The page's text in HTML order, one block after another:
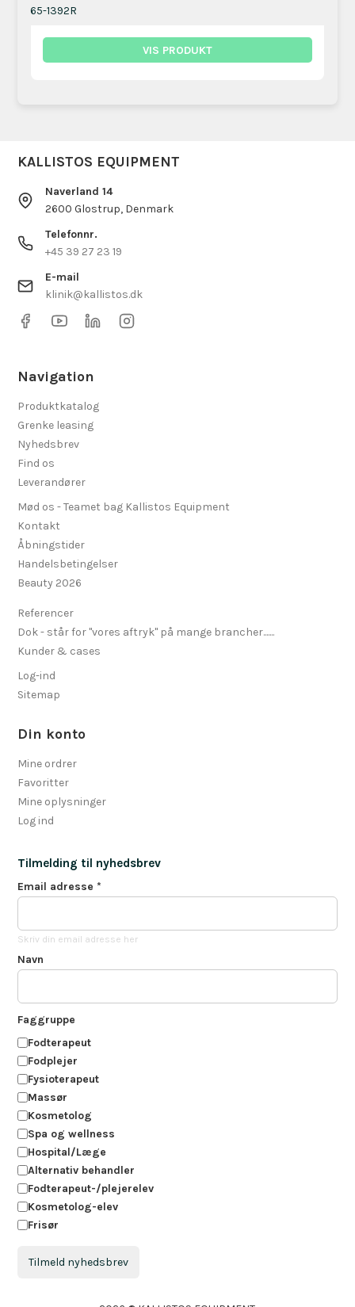
65-1392R
VIS PRODUKT
KALLISTOS EQUIPMENT
Naverland 14
2600 Glostrup, Denmark
Telefonnr.
+45 39 27 23 19
E-mail
klinik@kallistos.dk
Navigation
Produktkatalog
Grenke leasing
Nyhedsbrev
Find os
Leverandører
Mød os - Teamet bag Kallistos Equipment
Kontakt
Åbningstider
Handelsbetingelser
Beauty 2026
Referencer
Dok - står for "vores aftryk" på mange brancher.......
Kunder & cases
Log-ind
Sitemap
Din konto
Mine ordrer
Favoritter
Mine oplysninger
Log ind
Tilmelding til nyhedsbrev
Email adresse*
Skriv din email adresse her
Navn
Faggruppe
Fodterapeut
Fodplejer
Fysioterapeut
Massør
Kosmetolog
Spa og wellness
Hospital/Læge
Alternativ behandler
Fodterapeut-/plejerelev
Kosmetolog-elev
Frisør
Tilmeld nyhedsbrev